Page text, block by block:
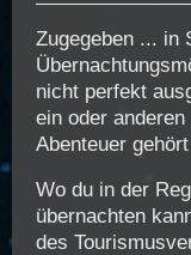
Zugegeben ... in
nicht perfekt
ein oder
Abenteuer
Wo du in der
übernachten
des